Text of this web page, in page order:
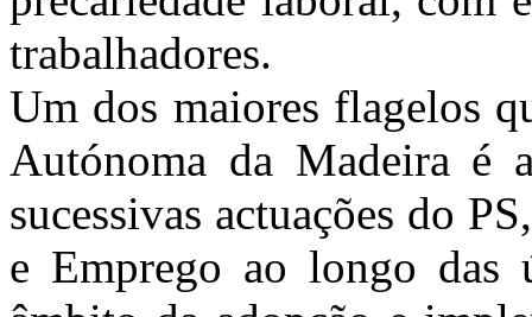
trabalhadores.
Um dos maiores flagelos
Autónoma da Madeira é
sucessivas actuações do
e Emprego ao longo das